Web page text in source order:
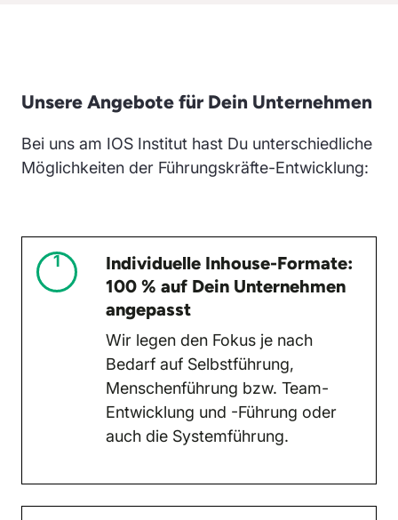
Unsere Angebote für Dein Unternehmen
Bei uns am IOS Institut hast Du unterschiedliche
Möglichkeiten der Führungskräfte-Entwicklung:
1
Individuelle Inhouse-Formate:
100 % auf Dein Unternehmen
angepasst
Wir legen den Fokus je nach
Bedarf auf Selbstführung,
Menschenführung bzw. Team-
Entwicklung und -Führung oder
auch die Systemführung.